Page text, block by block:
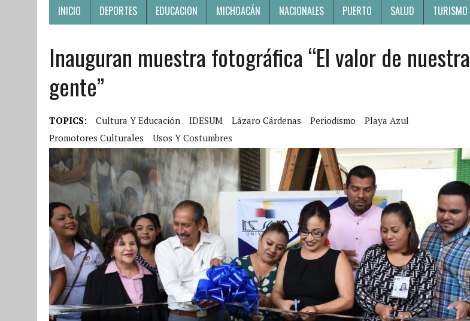
INICIO DEPORTES EDUCACION MICHOACÁN NACIONALES PUERTO SALUD TURISMO
Inauguran muestra fotográfica “El valor de nuestra
gente”
TOPICS: Cultura Y Educación IDESUM Lázaro Cárdenas Periodismo
Playa Azul
Promotores Culturales
Usos Y Costumbres